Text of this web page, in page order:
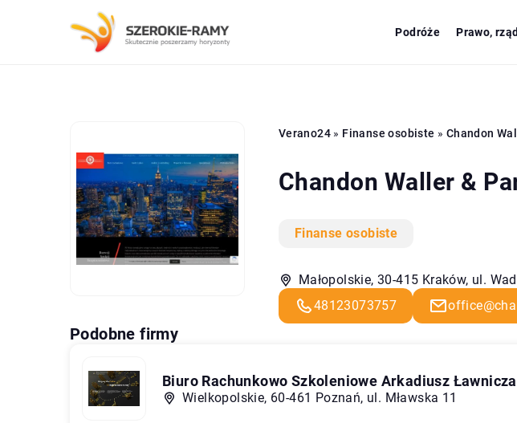
Podróże Prawo,
Verano24» Finanse osobiste » Chandon
Chandon Waller &
Finanse osobiste
Małopolskie, 30-415 Kraków, ul.
48123073757
Podobne firmy
Biuro Rachunkowo Szkoleniowe Arkadiusz
Wielkopolskie, 60-461 Poznań, ul. Mławska 11